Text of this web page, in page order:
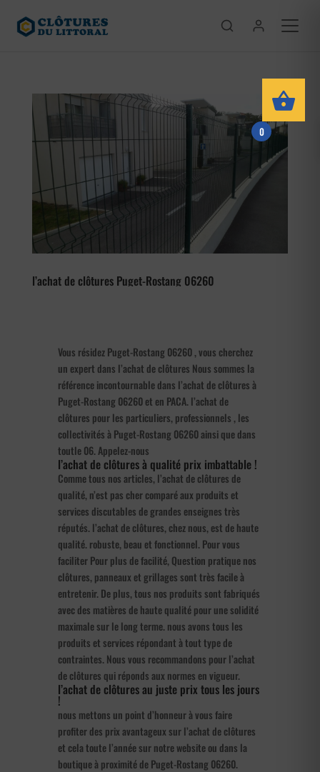
l’achat de clôtures Puget-Rostang 06260
Vous résidez Puget-Rostang 06260 , vous cherchez
un expert dans l’achat de clôtures Nous sommes la
référence incontournable dans l’achat de clôtures à
Puget-Rostang 06260 et en PACA. l’achat de
clôtures pour les particuliers, professionnels , les
collectivités à Puget-Rostang 06260 ainsi que dans
toutle 06. Appelez-nous
l’achat de clôtures à qualité prix imbattable !
Comme tous nos articles, l’achat de clôtures de
qualité, n’est pas cher comparé aux produits et
services discutables de grandes enseignes très
réputés. l’achat de clôtures, chez nous, est de haute
qualité. robuste, beau et fonctionnel. Pour vous
faciliter Pour plus de facilité, Question pratique nos
clôtures, panneaux et grillages sont très facile à
entretenir. De plus, tous nos produits sont fabriqués
avec des matières de haute qualité pour une solidité
maximale sur le long terme. nous avons tous les
produits et services répondant à tout type de
contraintes. Nous vous recommandons pour l’achat
de clôtures qui réponds aux normes en vigueur.
l’achat de clôtures au juste prix tous les jours
!
nous mettons un point d’honneur à vous faire
profiter des prix avantageux sur l’achat de clôtures
et cela toute l’année sur notre website ou dans la
boutique à proximité de Puget-Rostang 06260.
0